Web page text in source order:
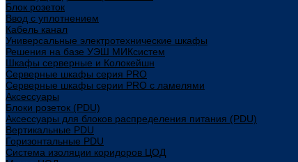
Блок розеток
Ввод с уплотнением
Кабель канал
Универсальные электротехнические шкафы
Решения на базе УЭШ МИКсистем
Шкафы серверные и Колокейшн
Серверные шкафы серия PRO
Серверные шкафы серии PRO с ламелями
Аксессуары
Блоки розеток (PDU)
Аксессуары для блоков распределения питания (PDU)
Вертикальные PDU
Горизонтальные PDU
Система изоляции коридоров ЦОД